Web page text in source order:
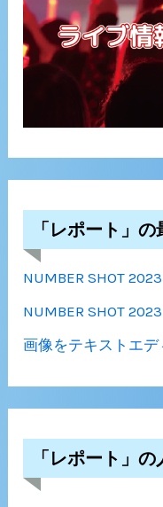
「レポート」
NUMBER SHOT
NUMBER SHOT
画像をテキストエ
「レポート」